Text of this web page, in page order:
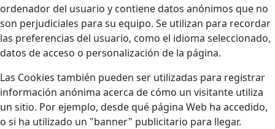
ordenador del usuario y contiene datos anónimos que no
son perjudiciales para su equipo. Se utilizan para recordar
las preferencias del usuario, como el idioma seleccionado,
datos de acceso o personalización de la página.
Las Cookies también pueden ser utilizadas para registrar
información anónima acerca de cómo un visitante utiliza
un sitio. Por ejemplo, desde qué página Web ha accedido,
o si ha utilizado un "banner" publicitario para llegar.